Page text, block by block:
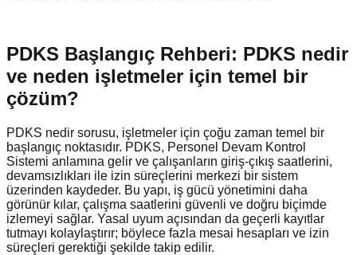
PDKS Başlangıç Rehberi: PDKS nedir
ve neden işletmeler için temel bir
çözüm?
PDKS nedir sorusu, işletmeler için çoğu zaman temel bir
başlangıç noktasıdır. PDKS, Personel Devam Kontrol
Sistemi anlamına gelir ve çalışanların giriş-çıkış saatlerini,
devamsızlıkları ile izin süreçlerini merkezi bir sistem
üzerinden kaydeder. Bu yapı, iş gücü yönetimini daha
görünür kılar, çalışma saatlerini güvenli ve doğru biçimde
izlemeyi sağlar. Yasal uyum açısından da geçerli kayıtlar
tutmayı kolaylaştırır; böylece fazla mesai hesapları ve izin
süreçleri gerektiği şekilde takip edilir.